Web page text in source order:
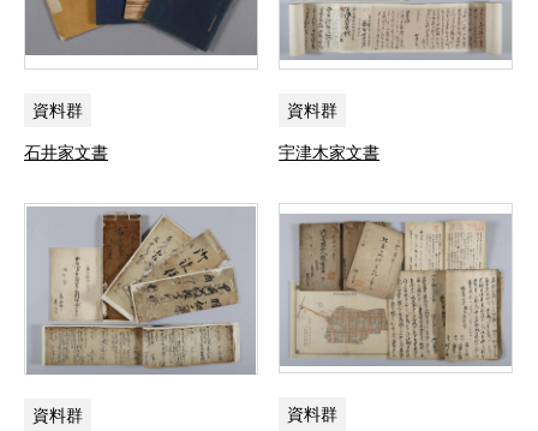
資料群
石井家文書
資料群
宇津木家文書
資料群 資料群